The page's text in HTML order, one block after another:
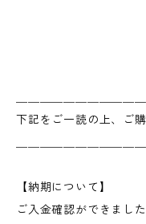
下記をご一読の上、ご
【納期について】
ご入金確認ができまし